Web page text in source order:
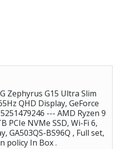
Zephyrus G15 Ultra Slim
QHD Display, GeForce
--- AMD Ryzen 9
PCIe NVMe SSD, Wi-Fi 6,
GA503QS-BS96Q , Full set,
policy In Box .